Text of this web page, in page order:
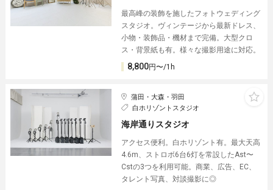
最高峰の装飾を施したフォトウェディング
スタジオ。ヴィンテージから最新ドレス、
小物・装飾品・機材まで完備。大型クロ
ス・背景紙も有。様々な撮影用途に対応。
8,800円〜/1h
蒲田・大森・羽田
白ホリゾントスタジオ
海岸通りスタジオ
アクセス便利。白ホリゾント有。最大天高
4.6m、ストロボ6台6灯を常設したAst〜
Cstの3つを利用可能。商業、広告、EC、
タレント写真、対談撮影に◎